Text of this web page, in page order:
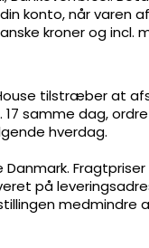
konto, når varen
kroner og incl.
tilstræber at
17 samme dag,
hverdag.
Fragtpriser
på
medmindre